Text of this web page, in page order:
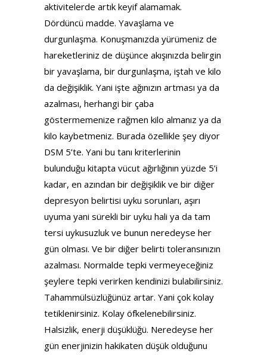
aktivitelerde artık keyif alamamak.
Dördüncü madde. Yavaşlama ve
durgunlaşma. Konuşmanızda yürümeniz de
hareketleriniz de düşünce akışınızda belirgin
bir yavaşlama, bir durgunlaşma, iştah ve kilo
da değişiklik. Yani işte ağınızın artması ya da
azalması, herhangi bir çaba
göstermemenize rağmen kilo almanız ya da
kilo kaybetmeniz. Burada özellikle şey diyor
DSM 5’te. Yani bu tanı kriterlerinin
bulunduğu kitapta vücut ağırlığının yüzde 5’i
kadar, en azından bir değişiklik ve bir diğer
depresyon belirtisi uyku sorunları, aşırı
uyuma yani sürekli bir uyku hali ya da tam
tersi uykusuzluk ve bunun neredeyse her
gün olması. Ve bir diğer belirti toleransınızın
azalması. Normalde tepki vermeyeceğiniz
şeylere tepki verirken kendinizi bulabilirsiniz.
Tahammülsüzlüğünüz artar. Yani çok kolay
tetiklenirsiniz. Kolay öfkelenebilirsiniz.
Halsizlik, enerji düşüklüğü. Neredeyse her
gün enerjinizin hakikaten düşük olduğunu